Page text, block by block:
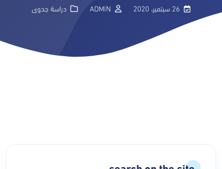
26 سبتمبر، 2020 ADMIN دراسة جدوى